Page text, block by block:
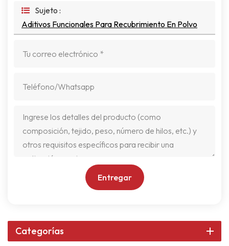
Sujeto :
Aditivos Funcionales Para Recubrimiento En Polvo
Entregar
Categorías